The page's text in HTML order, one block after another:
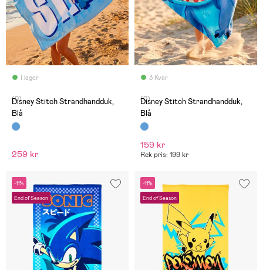
I lager
(0)
Disney Stitch Strandhandduk,
Blå
259 kr
3 Kvar
(0)
Disney Stitch Strandhandduk,
Blå
159 kr
Rek pris: 199 kr
-11%
End of Season
-11%
End of Season